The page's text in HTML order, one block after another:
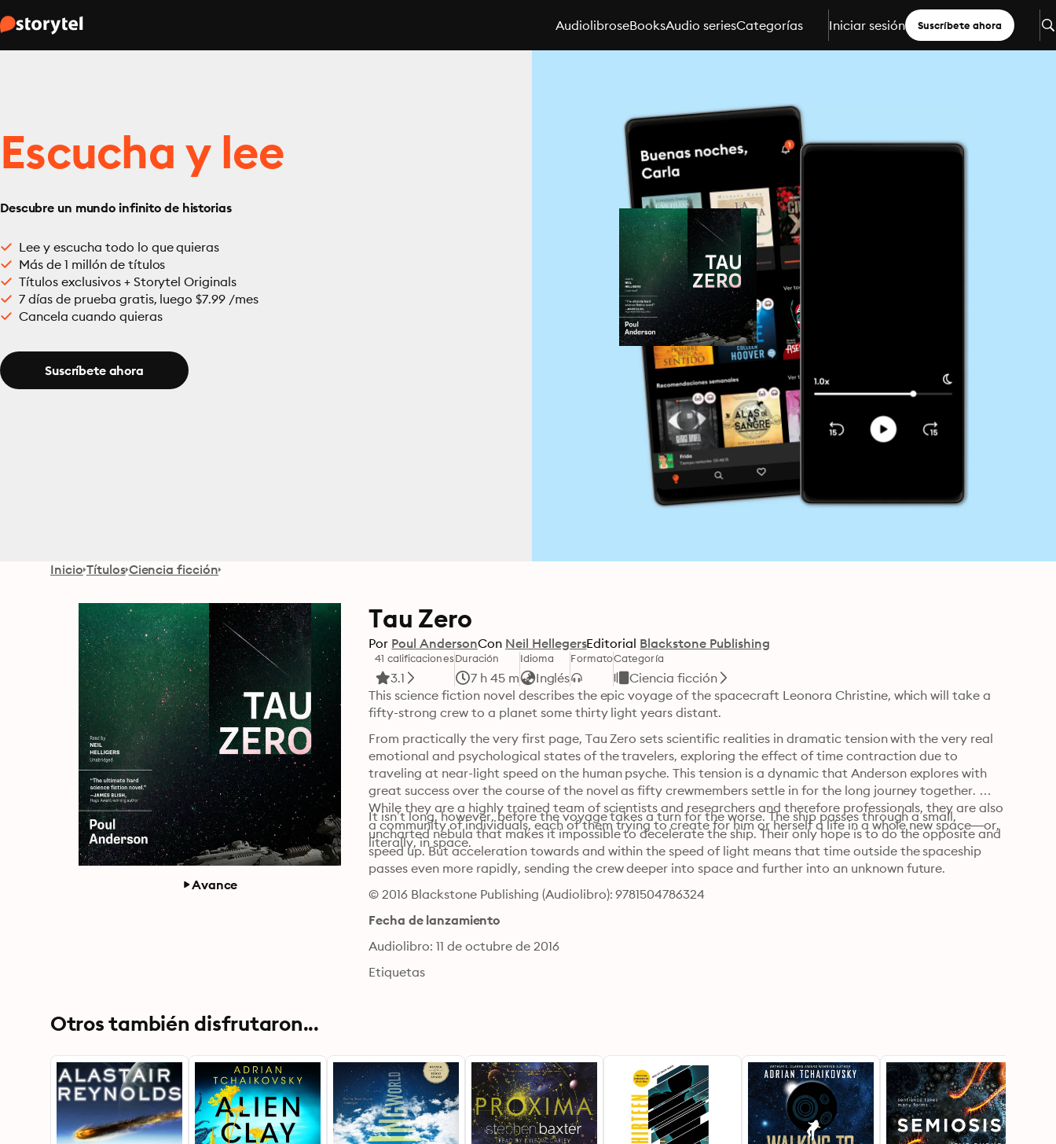
AudiolibroseBooksAudio seriesCategorías Iniciar sesión Suscríbete ahora
Escucha y lee
Descubre un mundo infinito de historias
Lee y escucha todo lo que quieras
Más de 1 millón de títulos
Títulos exclusivos + Storytel Originals
7 días de prueba gratis, luego $7.99 /mes
Cancela cuando quieras
Suscríbete ahora
Inicio Títulos Ciencia ficción
Avance
Tau Zero
Por Poul AndersonCon Neil HellegersEditorial Blackstone Publishing
41 calificaciones
3.1
Duración
7 h 45 m
Idioma
Inglés
FormatoCategoría
Ciencia ficción
This science fiction novel describes the epic voyage of the spacecraft Leonora Christine, which will take a
fifty-strong crew to a planet some thirty light years distant.
From practically the very first page, Tau Zero sets scientific realities in dramatic tension with the very real
emotional and psychological states of the travelers, exploring the effect of time contraction due to
traveling at near-light speed on the human psyche. This tension is a dynamic that Anderson explores with
great success over the course of the novel as fifty crewmembers settle in for the long journey together.
While they are a highly trained team of scientists and researchers and therefore professionals, they are also
a community of individuals, each of them trying to create for him or herself a life in a whole new space—or,
literally, in space.
It isn’t long, however, before the voyage takes a turn for the worse. The ship passes through a small,
uncharted nebula that makes it impossible to decelerate the ship. Their only hope is to do the opposite and
speed up. But acceleration towards and within the speed of light means that time outside the spaceship
passes even more rapidly, sending the crew deeper into space and further into an unknown future.
© 2016 Blackstone Publishing (Audiolibro): 9781504786324
Fecha de lanzamiento
Audiolibro: 11 de octubre de 2016
Etiquetas
Otros también disfrutaron...